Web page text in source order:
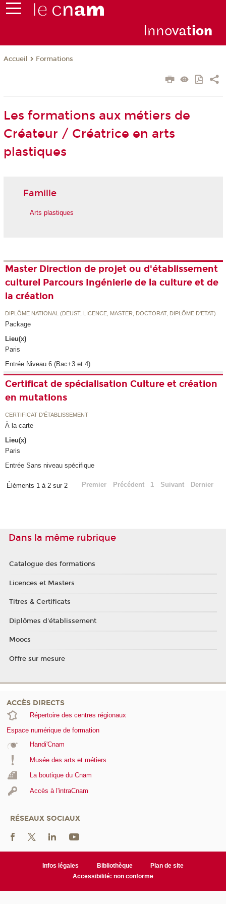
Innovation
Accueil Formations
Les formations aux métiers de
Créateur / Créatrice en arts
plastiques
Famille
Arts plastiques
Master Direction de projet ou d'établissement
culturel Parcours Ingénierie de la culture et de
la création
DIPLÔME NATIONAL (DEUST, LICENCE, MASTER, DOCTORAT, DIPLÔME D'ETAT)
Package
Lieu(x)
Paris
Entrée Niveau 6 (Bac+3 et 4)
Certificat de spécialisation Culture et création
en mutations
CERTIFICAT D'ÉTABLISSEMENT
À la carte
Lieu(x)
Paris
Entrée Sans niveau spécifique
Éléments 1 à 2 sur 2 Premier Précédent 1 Suivant Dernier
Dans la même rubrique
Catalogue des formations
Licences et Masters
Titres & Certificats
Diplômes d'établissement
Moocs
Offre sur mesure
ACCÈS DIRECTS
Répertoire des centres régionaux
Espace numérique de formation
Handi'Cnam
Musée des arts et métiers
La boutique du Cnam
Accès à l'intraCnam
RÉSEAUX SOCIAUX
Infos légales Bibliothèque
Plan de site
Accessibilité: non conforme